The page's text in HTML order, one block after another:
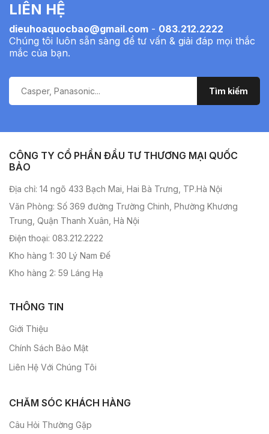
LIÊN HỆ
dieuhoaquocbao@gmail.com - 083.212.2222
Chúng tôi luôn sẵn sàng để tư vấn & giải đáp mọi thắc
mắc của bạn.
CÔNG TY CỔ PHẦN ĐẦU TƯ THƯƠNG MẠI QUỐC
BẢO
Địa chỉ: 14 ngõ 433 Bạch Mai, Hai Bà Trưng, TP.Hà Nội
Văn Phòng: Số 369 đường Trường Chinh, Phường Khương
Trung, Quận Thanh Xuân, Hà Nội
Điện thoại: 083.212.2222
Kho hàng 1: 30 Lý Nam Đế
Kho hàng 2: 59 Láng Hạ
THÔNG TIN
Giới Thiệu
Chính Sách Bảo Mật
Liên Hệ Với Chúng Tôi
CHĂM SÓC KHÁCH HÀNG
Câu Hỏi Thường Gặp